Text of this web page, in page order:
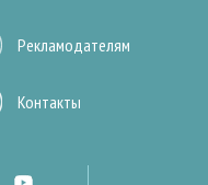
Рекламодателям
Контакты